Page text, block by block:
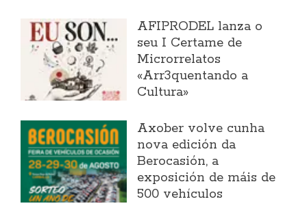
AFIPRODEL lanza o
seu I Certame de
Microrrelatos
«Arr3quentando a
Cultura»
Axober volve cunha
nova edición da
Berocasión, a
exposición de máis de
500 vehículos